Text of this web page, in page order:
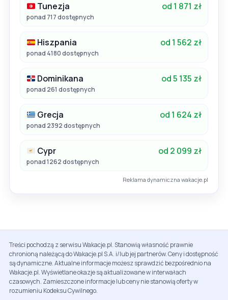
Tunezja od 1 871 zł
ponad 717 dostępnych
Hiszpania od 1 562 zł
ponad 4180 dostępnych
Dominikana od 5 135 zł
ponad 261 dostępnych
Grecja od 1 624 zł
ponad 2392 dostępnych
Cypr od 2 099 zł
ponad 1262 dostępnych
Reklama dynamiczna wakacje.pl
Treści pochodzą z serwisu Wakacje.pl. Stanowią własność prawnie
chronioną należącą do Wakacje.pl S.A. i/lub jej partnerów. Ceny i dostępność
są dynamiczne. Aktualne informacje możesz sprawdzić bezpośrednio na
Wakacje.pl. Wyświetlane okazje są aktualizowane w interwałach
czasowych. Zamieszczone informacje lub ceny nie stanowią oferty w
rozumieniu Kodeksu Cywilnego.